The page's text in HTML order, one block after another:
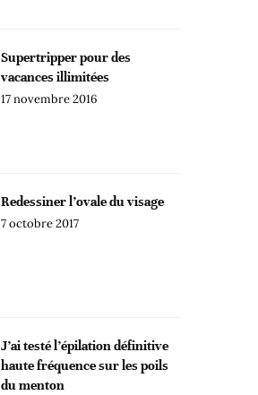
Supertripper pour des
vacances illimitées
17 novembre 2016
Redessiner l’ovale du visage
7 octobre 2017
J’ai testé l’épilation définitive
haute fréquence sur les poils
du menton